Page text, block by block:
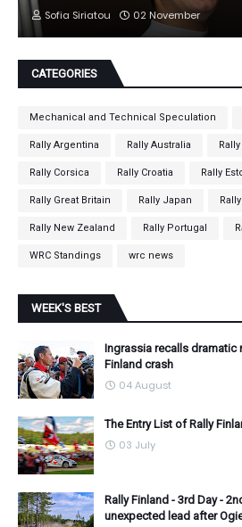
Sofia Siriatou 02 November
CATEGORIES
Mechanical and Technical Speculation
Rally Argentina Rally Australia
Rally Corsica Rally Croatia Rally
Rally Great Britain Rally Japan
Rally New Zealand Rally Portugal
WRC Standings wrc news
WEEK'S BEST
Ingrassia recalls dramatic
Finland crash
04 August
The Entry List of Rally
03 July
Rally Finland - 3rd Day -
unexpected lead after